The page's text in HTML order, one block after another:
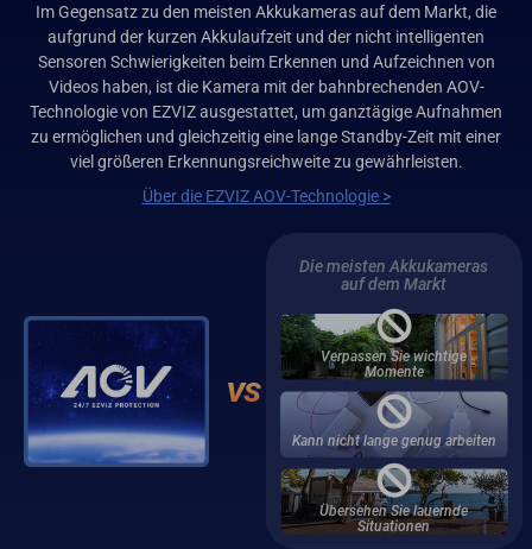
Im Gegensatz zu den meisten Akkukameras auf dem Markt, die
aufgrund der kurzen Akkulaufzeit und der nicht intelligenten
Sensoren Schwierigkeiten beim Erkennen und Aufzeichnen von
Videos haben, ist die Kamera mit der bahnbrechenden AOV-
Technologie von EZVIZ ausgestattet, um ganztägige Aufnahmen
zu ermöglichen und gleichzeitig eine lange Standby-Zeit mit einer
viel größeren Erkennungsreichweite zu gewährleisten.
Über die EZVIZ AOV-Technologie >
Die meisten Akkukameras
auf dem Markt
Verpassen Sie wichtige
Momente
Kann nicht lange genug arbeiten
Übersehen Sie lauernde
Situationen